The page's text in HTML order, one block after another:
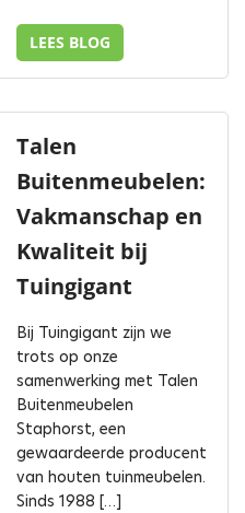
LEES BLOG
Talen
Buitenmeubelen:
Vakmanschap en
Kwaliteit bij
Tuingigant
Bij Tuingigant zijn we
trots op onze
samenwerking met Talen
Buitenmeubelen
Staphorst, een
gewaardeerde producent
van houten tuinmeubelen.
Sinds 1988 […]